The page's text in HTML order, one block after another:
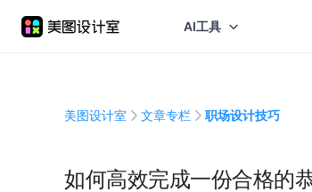
AI工具
美图设计室 文章专栏 职场设计技巧
如何高效完成一份合格的